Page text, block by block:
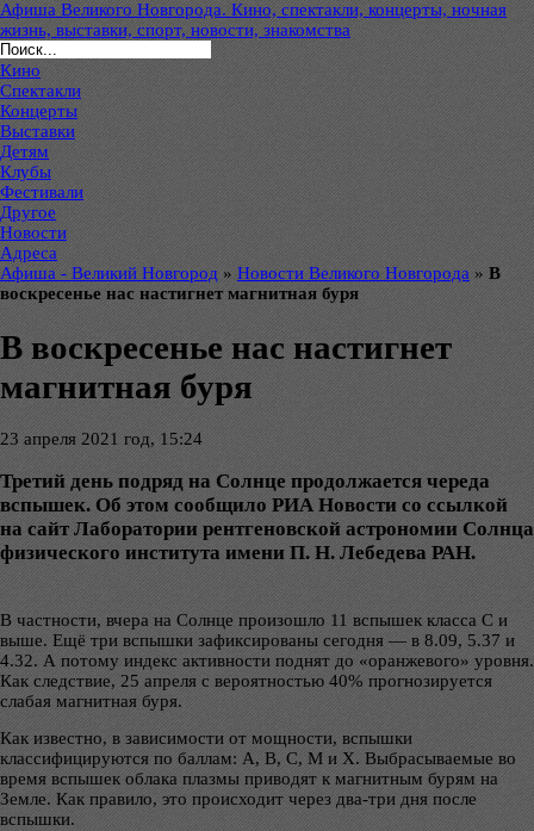
Афиша Великого Новгорода. Кино, спектакли, концерты, ночная
жизнь, выставки, спорт, новости, знакомства
Кино
Спектакли
Концерты
Выставки
Детям
Клубы
Фестивали
Другое
Новости
Адреса
Афиша - Великий Новгород » Новости Великого Новгорода » В
воскресенье нас настигнет магнитная буря
В воскресенье нас настигнет
магнитная буря
23 апреля 2021 год, 15:24
Третий день подряд на Солнце продолжается череда
вспышек. Об этом сообщило РИА Новости со ссылкой
на сайт Лаборатории рентгеновской астрономии Солнца
физического института имени П. Н. Лебедева РАН.
В частности, вчера на Солнце произошло 11 вспышек класса С и
выше. Ещё три вспышки зафиксированы сегодня — в 8.09, 5.37 и
4.32. А потому индекс активности поднят до «оранжевого» уровня.
Как следствие, 25 апреля с вероятностью 40% прогнозируется
слабая магнитная буря.
Как известно, в зависимости от мощности, вспышки
классифицируются по баллам: A, B, C, M и X. Выбрасываемые во
время вспышек облака плазмы приводят к магнитным бурям на
Земле. Как правило, это происходит через два-три дня после
вспышки.